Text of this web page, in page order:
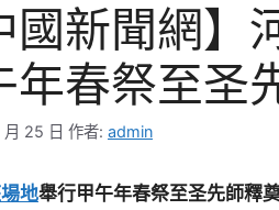
國新聞網
年春祭至圣
25 日 作者: admin
地舉行甲午年春祭至圣先師釋